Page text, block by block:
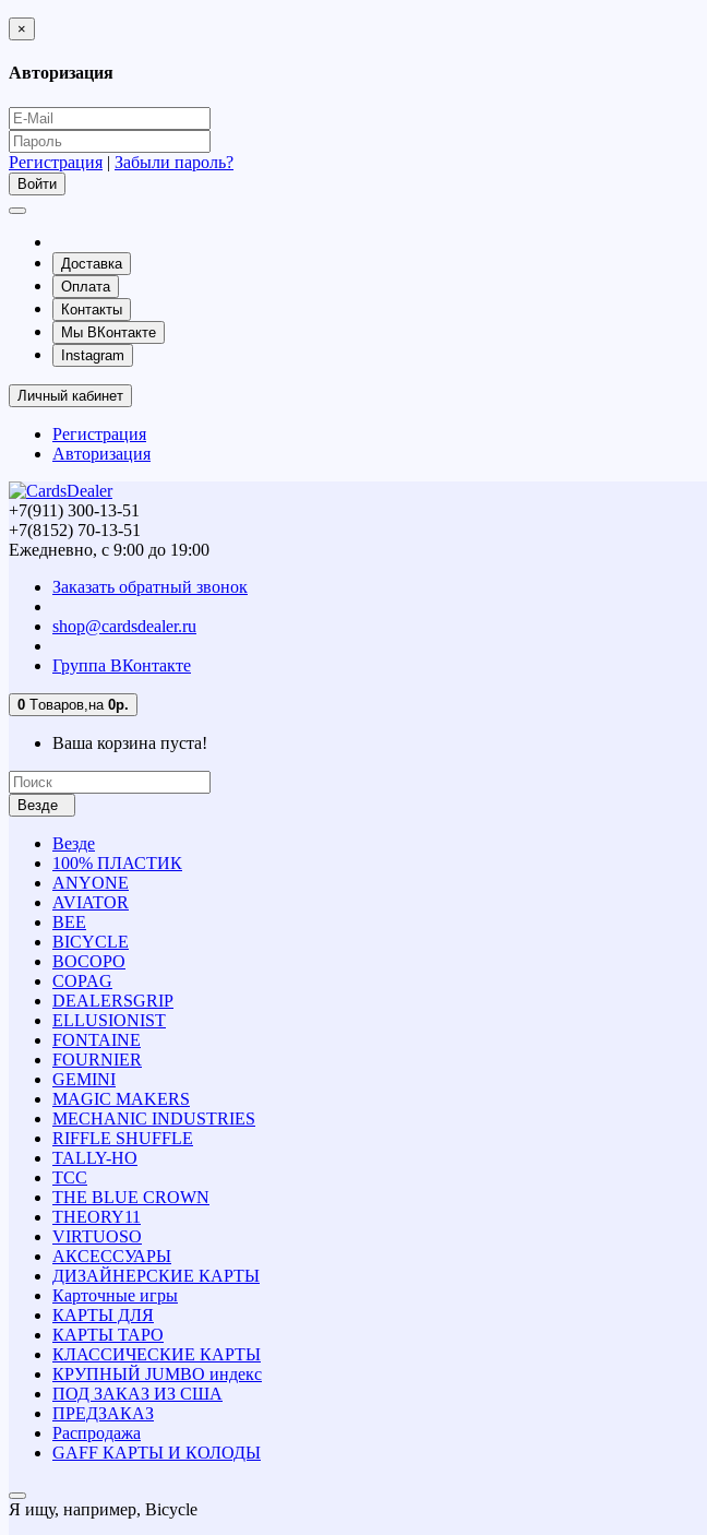
×
Авторизация
Регистрация | Забыли пароль?
Доставка
Оплата
Контакты
Мы ВКонтакте
Instagram
Личный кабинет
Регистрация
Авторизация
+7(911) 300-13-51
+7(8152) 70-13-51
Ежедневно, с 9:00 до 19:00
Заказать обратный звонок
shop@cardsdealer.ru
Группа ВКонтакте
0 Tоваров, на 0р.
Ваша корзина пуста!
Везде
Везде
100% ПЛАСТИК
ANYONE
AVIATOR
BEE
BICYCLE
BOCOPO
COPAG
DEALERSGRIP
ELLUSIONIST
FONTAINE
FOURNIER
GEMINI
MAGIC MAKERS
MECHANIC INDUSTRIES
RIFFLE SHUFFLE
TALLY-HO
TCC
THE BLUE CROWN
THEORY11
VIRTUOSO
АКСЕССУАРЫ
ДИЗАЙНЕРСКИЕ КАРТЫ
Карточные игры
КАРТЫ ДЛЯ
КАРТЫ ТАРО
КЛАССИЧЕСКИЕ КАРТЫ
КРУПНЫЙ JUMBO индекс
ПОД ЗАКАЗ ИЗ США
ПРЕДЗАКАЗ
Распродажа
GAFF КАРТЫ И КОЛОДЫ
Я ищу, например, Bicycle